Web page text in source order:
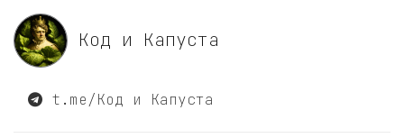
Код и Капуста
t.me/Код и Капуста